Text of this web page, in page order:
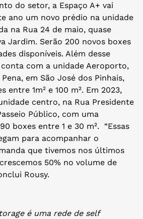
do setor, a Espaço A+ vai
ano um novo prédio na unidade
na Rua 24 de maio, quase
Jardim. Serão 200 novos boxes
disponíveis. Além desse
com a unidade Aeroporto,
em São José dos Pinhais,
entre 1m² e 100 m². Em 2023,
centro, na Rua Presidente
Público, com uma
boxes entre 1 e 30 m². “Essas
para acompanhar o
que tivemos nos últimos
50% no volume de
Rousy.
é uma rede de self